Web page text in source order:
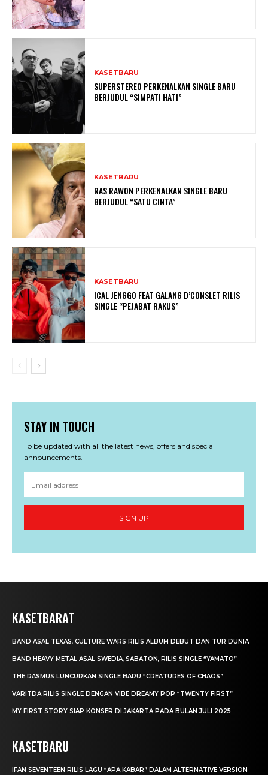
KASETBARU
SUPERSTEREO PERKENALKAN SINGLE BARU
BERJUDUL “SIMPATI HATI”
KASETBARU
RAS RAWON PERKENALKAN SINGLE BARU
BERJUDUL “SATU CINTA”
KASETBARU
ICAL JENGGO FEAT GALANG D’CONSLET RILIS
SINGLE “PEJABAT RAKUS”
STAY IN TOUCH
To be updated with all the latest news, offers and special
announcements.
SIGN UP
KASETBARAT
BAND ASAL TEXAS, CULTURE WARS RILIS ALBUM DEBUT DAN TUR DUNIA
BAND HEAVY METAL ASAL SWEDIA, SABATON, RILIS SINGLE “YAMATO”
THE RASMUS LUNCURKAN SINGLE BARU “CREATURES OF CHAOS”
VARITDA RILIS SINGLE DENGAN VIBE DREAMY POP “TWENTY FIRST”
MY FIRST STORY SIAP KONSER DI JAKARTA PADA BULAN JULI 2025
KASETBARU
IFAN SEVENTEEN RILIS LAGU “APA KABAR” DALAM ALTERNATIVE VERSION